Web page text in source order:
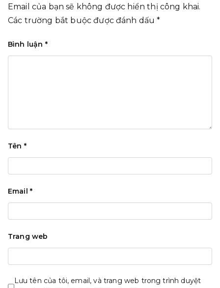
Email của bạn sẽ không được hiển thị công khai.
Các trường bắt buộc được đánh dấu*
Bình luận *
Tên *
Email *
Trang web
Lưu tên của tôi, email, và trang web trong trình duyệt